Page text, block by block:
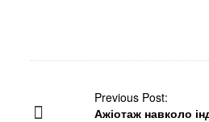
Previous Post:
Ажіотаж навколо